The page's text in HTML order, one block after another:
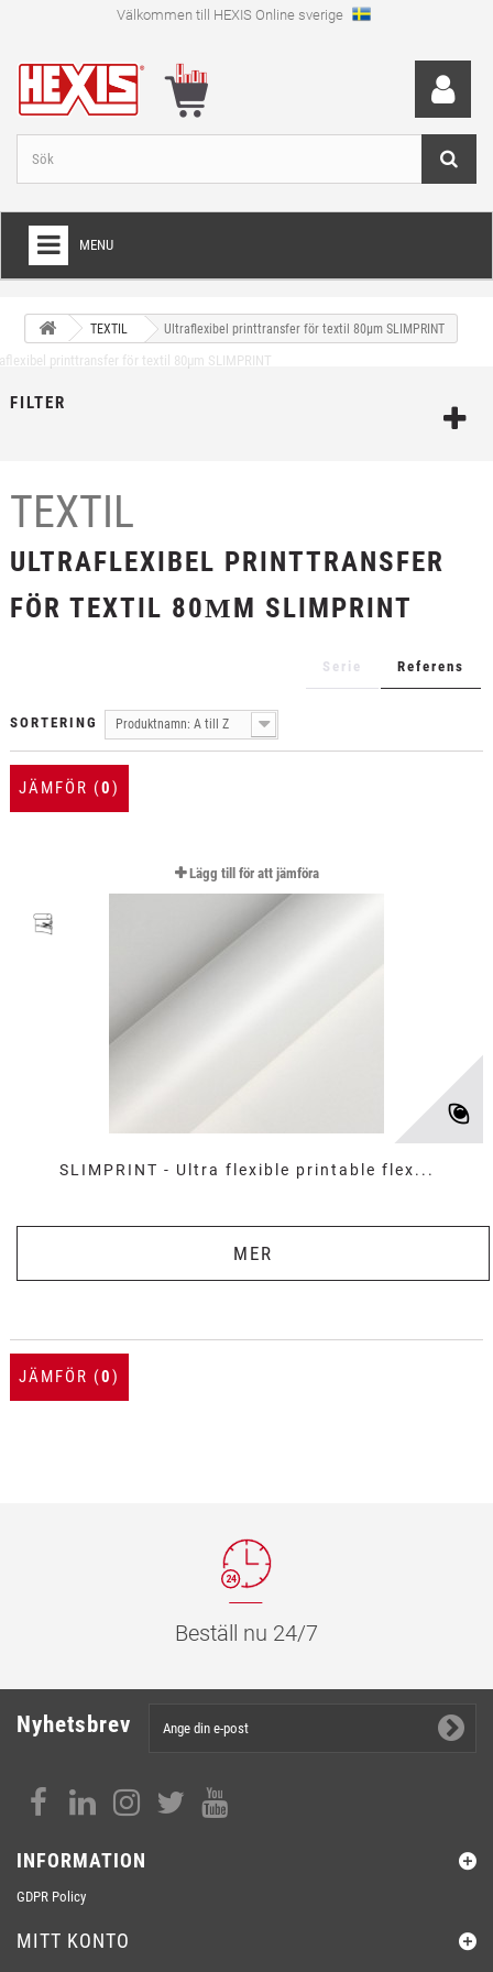
Välkommen till HEXIS Online sverige
MENU
+
WRAPFOLIE
+
TEXTIL
SKYDDSFILM
VERKTYG & TILLBEHÖR
TEXTIL Ultraflexibel printtransfer för textil 80µm SLIMPRINT
FILTER
TEXTIL
ULTRAFLEXIBEL PRINTTRANSFER
FÖR TEXTIL 80ΜM SLIMPRINT
Referens
Serie
SORTERING Produktnamn: A till Z
JÄMFÖR (0)
SLIMPRINT - Ultra flexible printable flex...
MER
Lägg till för att jämföra
JÄMFÖR (0)
Beställ nu 24/7
Nyhetsbrev
INFORMATION
GDPR Policy
MITT KONTO